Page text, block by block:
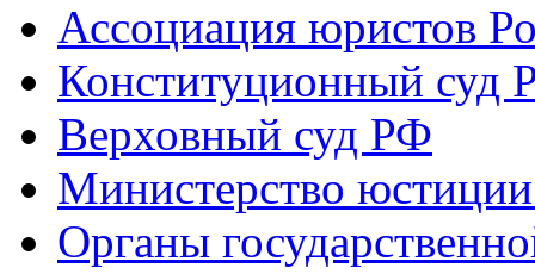
Ассоциация юристов
Конституционный суд
Верховный суд РФ
Министерство
Органы